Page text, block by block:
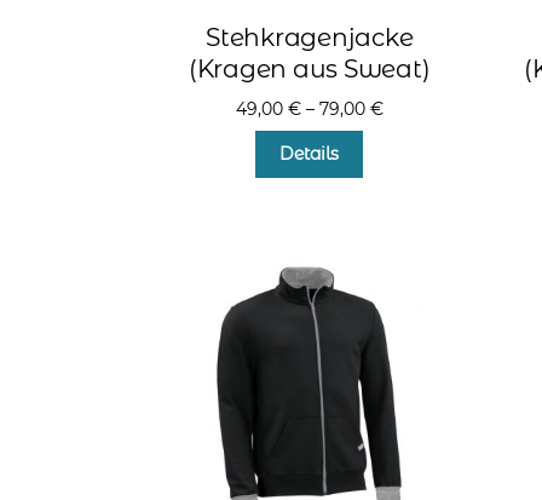
Stehkragenjacke
(Kragen aus Sweat)
49,00 €– 79,00 €
Details
Die
Optionen
können
der
Produktseite
gewählt
werden